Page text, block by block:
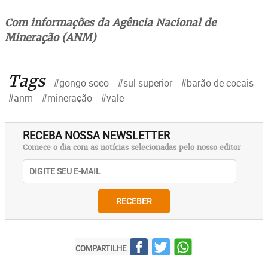
Com informações da Agência Nacional de
Mineração (ANM)
Tags #gongo soco #sul superior
#barão de cocais
#anm
#mineração #vale
RECEBA NOSSA NEWSLETTER
Comece o dia com as notícias selecionadas pelo nosso editor
RECEBER
COMPARTILHE